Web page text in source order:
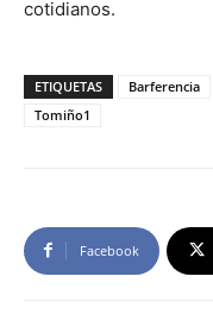
cotidianos.
ETIQUETAS Barferencia
Tomiño1
Facebook